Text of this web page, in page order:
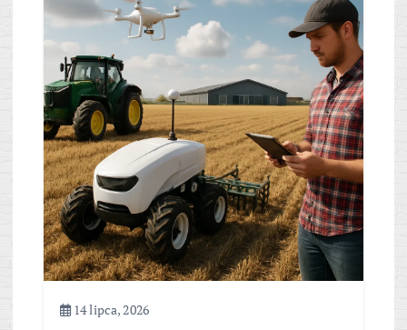
14 lipca, 2026